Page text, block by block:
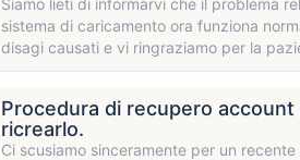
Siamo lieti di informarvi che il problema
sistema di caricamento ora funziona
disagi causati e vi ringraziamo per la
Procedura di recupero
ricrearlo.
Ci scusiamo sinceramente per un